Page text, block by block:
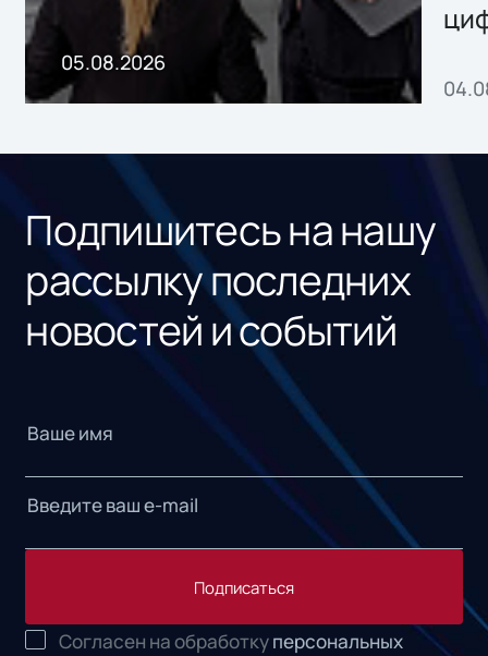
05.08.2026
Подпишитесь на нашу
рассылку последних
новостей и событий
Подписаться
Согласен на обработкуперсональных